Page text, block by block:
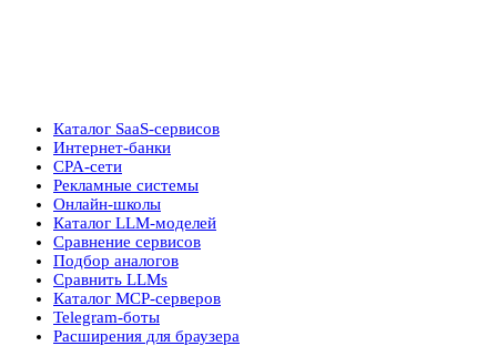
Каталог SaaS-сервисов
Интернет-банки
CPA-сети
Рекламные системы
Онлайн-школы
Каталог LLM-моделей
Сравнение сервисов
Подбор аналогов
Сравнить LLMs
Каталог MCP-серверов
Telegram-боты
Расширения для браузера